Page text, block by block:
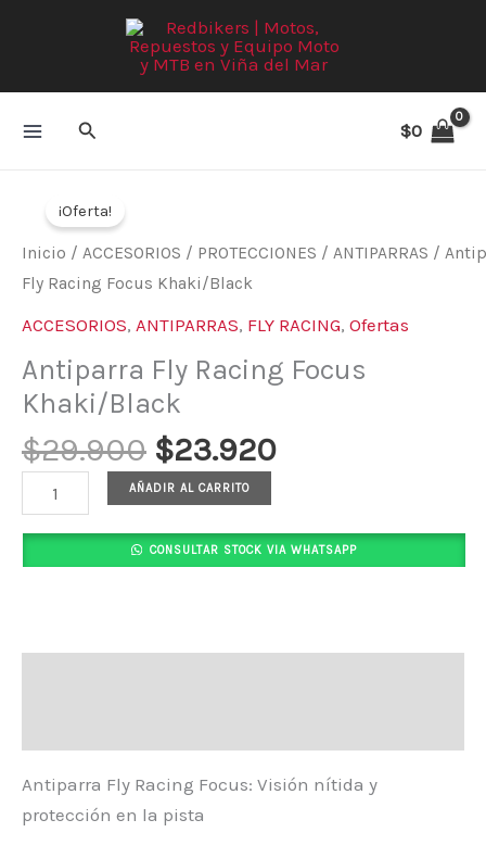
Buscar $0
¡Oferta!
Inicio / ACCESORIOS / PROTECCIONES / ANTIPARRAS /
Fly Racing Focus Khaki/Black
ACCESORIOS, ANTIPARRAS, FLY RACING, Ofertas
Antiparra Fly Racing Focus
Khaki/Black
$29.900
original
era:
$23.920
actual
Racing
Focus
cantidad
AÑADIR AL CARRITO
CONSULTAR STOCK VIA WHATSAPP
Antiparra Fly Racing Focus: Visión nítida y
protección en la pista